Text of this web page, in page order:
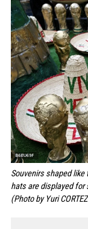
Souvenirs shaped like
hats are displayed for
(Photo by Yuri